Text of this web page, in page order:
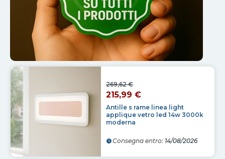
Antille s rame linea light
applique vetro led 14w 3000k
moderna
269,62 €
215,99 €
Consegna entro: 14/08/2026